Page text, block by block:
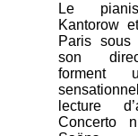
Le
Kantorow
Paris
son
forment
lecture
Concerto